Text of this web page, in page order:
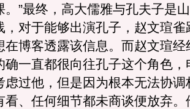
。”最终，高大儒雅与孔夫子是
，对于能够出演孔子，赵文瑄雀
在博客透露该信息。而赵文瑄
确一直都很向往孔子这个角色，
虑过他，但是因为根本无法协调
看、任何细节都未商谈便放弃。